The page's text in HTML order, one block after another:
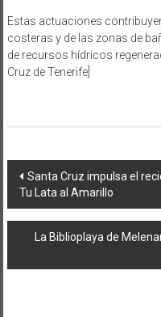
Estas actuaciones
costeras y de las zonas de
de recursos hídricos
Cruz de Tenerife]
Navegación
de
entradas
Santa Cruz impulsa el
Tu Lata al Amarillo
La Biblioplaya de